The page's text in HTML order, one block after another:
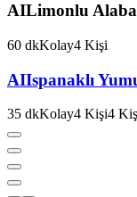
AILimonlu
60 dkKolay4 Kişi
AIIspanaklı
35 dkKolay4 Kişi4